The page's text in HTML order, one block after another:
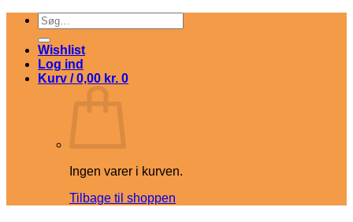
Fortsæt
indhold
Søg
efter:
Wishlist
Log ind
Kurv /0,00 kr. 0
Ingen varer i kurven.
Tilbage til shoppen